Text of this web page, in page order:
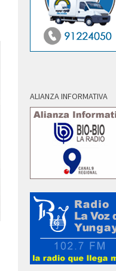
ALIANZA INFORMATIVA